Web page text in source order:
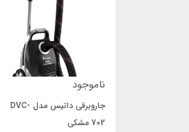
ناموجود
جاروبرقی داتیس مدل DVC-
702 مشکی